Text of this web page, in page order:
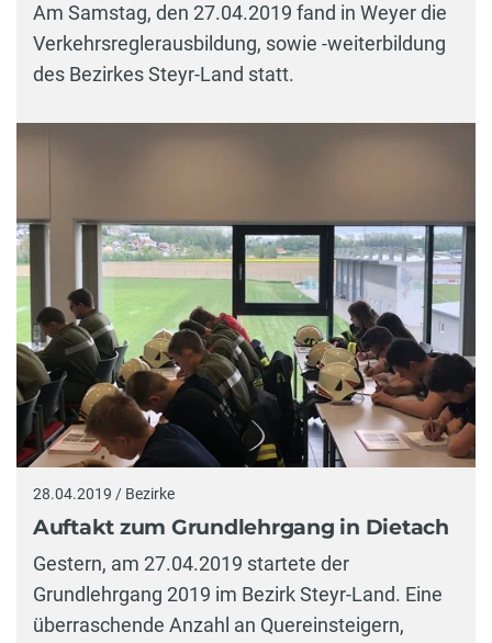
Am Samstag, den 27.04.2019 fand in Weyer die
Verkehrsreglerausbildung, sowie -weiterbildung
des Bezirkes Steyr-Land statt.
28.04.2019 / Bezirke
Auftakt zum Grundlehrgang in Dietach
Gestern, am 27.04.2019 startete der
Grundlehrgang 2019 im Bezirk Steyr-Land. Eine
überraschende Anzahl an Quereinsteigern,